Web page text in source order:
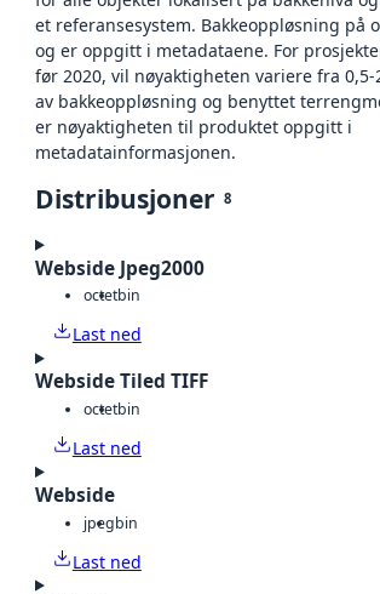
et referansesystem. Bakkeoppløsning på
og er oppgitt i metadataene. For
før 2020, vil nøyaktigheten variere fra
av bakkeoppløsning og benyttet
er nøyaktigheten til produktet oppgitt i
metadatainformasjonen.
Distribusjoner 8
Webside Jpeg2000
octetbin
Last ned
Webside Tiled TIFF
octetbin
Last ned
Webside
jpegbin
Last ned